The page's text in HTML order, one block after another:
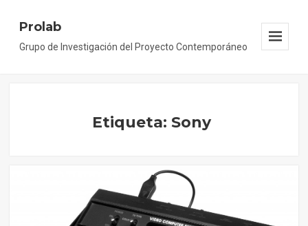
Prolab
Grupo de Investigación del Proyecto Contemporáneo
Etiqueta: Sony